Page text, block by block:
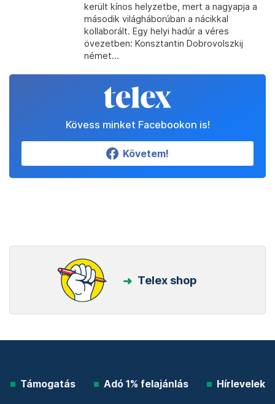
került kínos helyzetbe, mert a nagyapja a
második világháborúban a nácikkal
kollaborált. Egy helyi hadúr a véres
övezetben: Konsztantin Dobrovolszkij
német...
Kövess minket Facebookon is!
Követem!
Telex shop
Támogatás Adó 1% felajánlás Hírlevelek